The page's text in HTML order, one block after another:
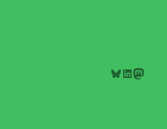
Bluesky LinkedIn Mastodon